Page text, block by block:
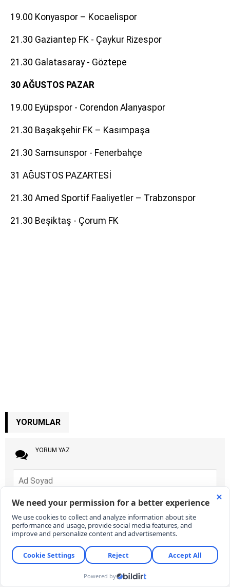
19.00 Konyaspor – Kocaelispor
21.30 Gaziantep FK - Çaykur Rizespor
21.30 Galatasaray - Göztepe
30 AĞUSTOS PAZAR
19.00 Eyüpspor - Corendon Alanyaspor
21.30 Başakşehir FK – Kasımpaşa
21.30 Samsunspor - Fenerbahçe
31 AĞUSTOS PAZARTESİ
21.30 Amed Sportif Faaliyetler – Trabzonspor
21.30 Beşiktaş - Çorum FK
YORUMLAR
YORUM YAZ